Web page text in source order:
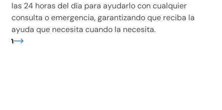
las 24 horas del día para ayudarlo con cualquier
consulta o emergencia, garantizando que reciba la
ayuda que necesita cuando la necesita.